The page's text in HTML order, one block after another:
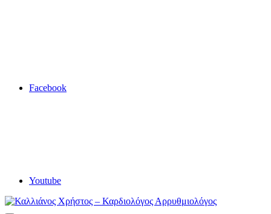
Facebook
Youtube